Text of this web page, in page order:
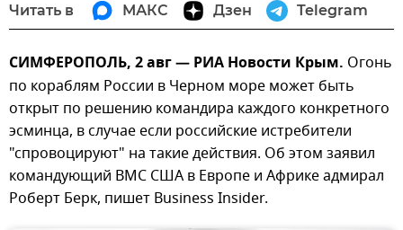
Читать в МАКС Дзен Telegram
СИМФЕРОПОЛЬ, 2 авг — РИА Новости Крым. Огонь
по кораблям России в Черном море может быть
открыт по решению командира каждого конкретного
эсминца, в случае если российские истребители
"спровоцируют" на такие действия. Об этом заявил
командующий ВМС США в Европе и Африке адмирал
Роберт Берк, пишет Business Insider.